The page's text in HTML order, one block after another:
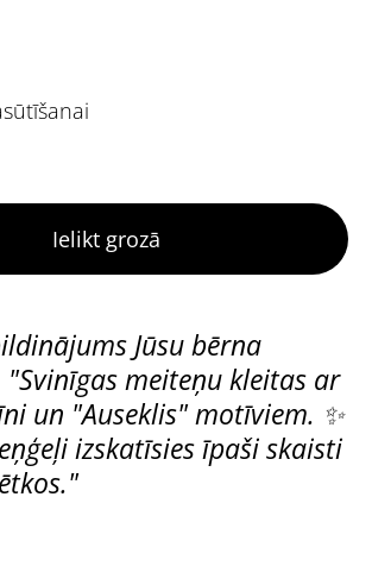
Ielikt grozā
Jūsu bērna
meiteņu kleitas ar
un "Auseklis" motīviem. ✨
izskatīsies īpaši skaisti